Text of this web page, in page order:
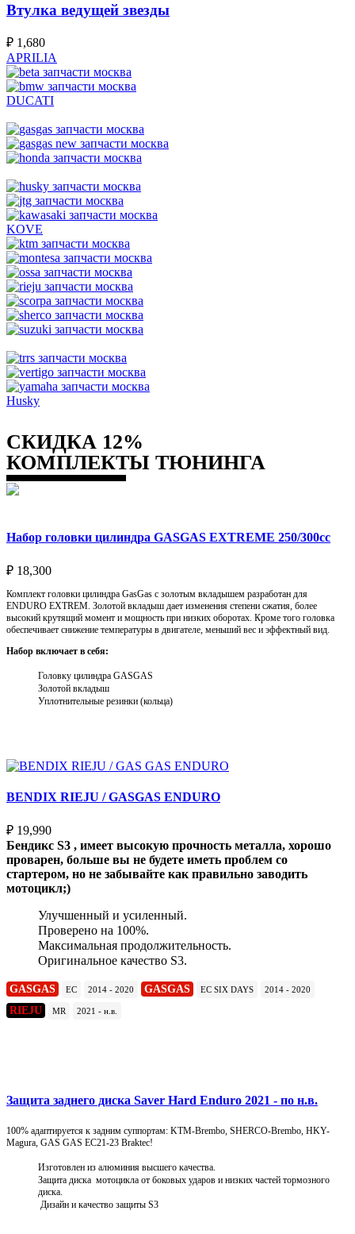
Втулка ведущей звезды
₽ 1,680
APRILIA
DUCATI
KOVE
Husky
СКИДКА 12%
КОМПЛЕКТЫ ТЮНИНГА
Набор головки цилиндра GASGAS EXTREME 250/300cc
₽ 18,300
Комплект головки цилиндра GasGas с золотым вкладышем разработан для
ENDURO EXTREM. Золотой вкладыш дает изменения степени сжатия, более
высокий крутящий момент и мощность при низких оборотах. Кроме того головка
обеспечивает снижение температуры в двигателе, меньший вес и эффектный вид.
Набор включает в себя:
Головку цилиндра GASGAS
Золотой вкладыш
Уплотнительные резинки (кольца)
BENDIX RIEJU / GASGAS ENDURO
₽ 19,990
Бендикс S3 , имеет высокую прочность металла, хорошо
проварен, больше вы не будете иметь проблем со
стартером, но не забывайте как правильно заводить
мотоцикл;)
Улучшенный и усиленный.
Проверено на 100%.
Максимальная продолжительность.
Оригинальное качество S3.
GASGAS EC 2014 - 2020 GASGAS EC SIX DAYS 2014 - 2020
RIEJU MR 2021 - н.в.
Защита заднего диска Saver Hard Enduro 2021 - по н.в.
100% адаптируется к задним суппортам: KTM-Brembo, SHERCO-Brembo, HKY-
Magura, GAS GAS EC21-23 Braktec!
Изготовлен из алюминия высшего качества.
Защита диска мотоцикла от боковых ударов и низких частей тормозного
диска.
Дизайн и качество защиты S3